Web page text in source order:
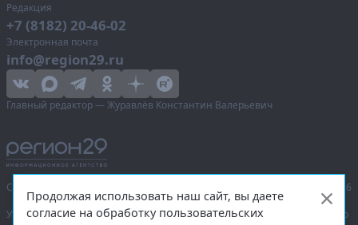
Редакция
+7 (8182) 20-46-02
Электронная почта
info@region29.ru
Главный редактор — Журавлёв Константин Валерьевич
Сетевое издание «Информационное агентство Регион 29»,
© 2016–2026
Учредитель — общество с ограниченной ответственностью «Агентство
Продолжая использовать наш сайт, вы даете
согласие на обработку пользовательских